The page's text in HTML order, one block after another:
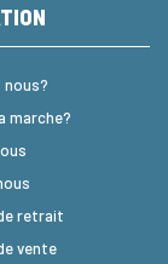
nous?
marche?
retrait
vente